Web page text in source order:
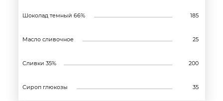
Шоколад темный 66% 185
Масло сливочное 25
Сливки 35% 200
Сироп глюкозы 35